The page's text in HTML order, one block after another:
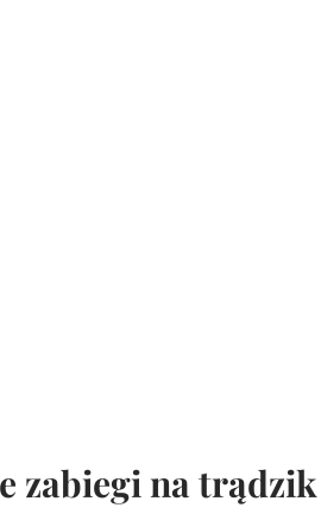
zabiegi na trądzik